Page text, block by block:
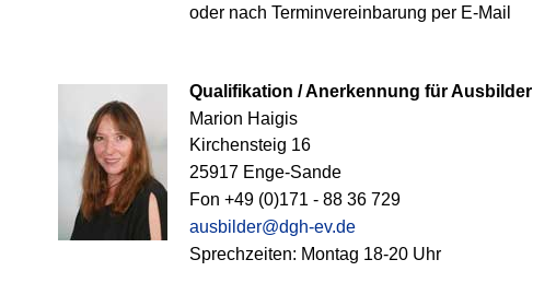
oder nach Terminvereinbarung per E-Mail
Qualifikation / Anerkennung für Ausbilder
Marion Haigis
Kirchensteig 16
25917 Enge-Sande
Fon +49 (0)171 - 88 36 729
ausbilder@dgh-ev.de
Sprechzeiten: Montag 18-20 Uhr